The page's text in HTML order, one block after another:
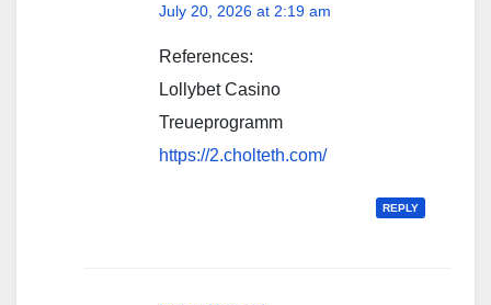
July 20, 2026 at 2:19 am
References:
Lollybet Casino
Treueprogramm
https://2.cholteth.com/
REPLY